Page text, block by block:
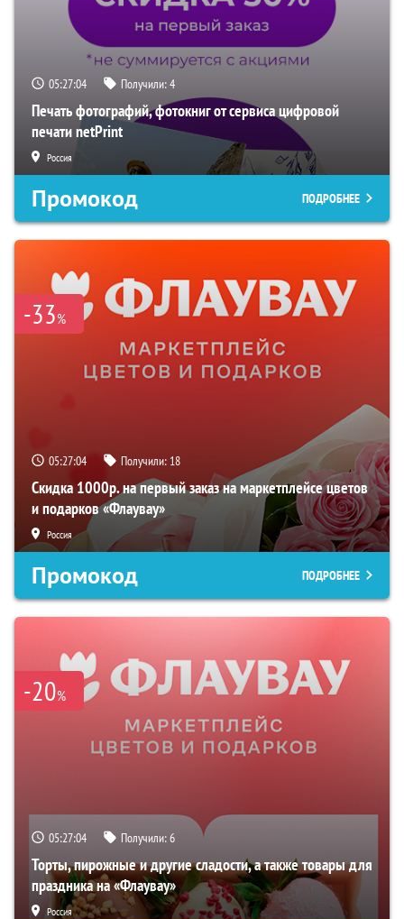
05:27:03 Получили:4
Печать фотографий, фотокниг от сервиса цифровой
печати netPrint
Россия
Промокод ПОДРОБНЕЕ
-33%
05:27:03 Получили: 18
Скидка 1000р. на первый заказ на маркетплейсе цветов
и подарков «Флаувау»
Россия
Промокод ПОДРОБНЕЕ
-20%
05:27:03 Получили:6
Торты, пирожные и другие сладости, а также товары для
праздника на «Флаувау»
Россия